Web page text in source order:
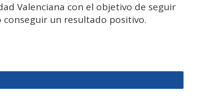
Valenciana con el objetivo de seguir
un resultado positivo.